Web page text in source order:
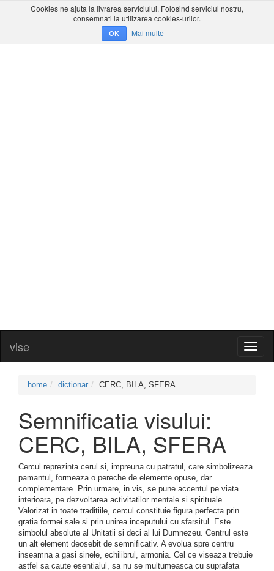
Cookies ne ajuta la livrarea serviciului. Folosind serviciul nostru,
consemnati la utilizarea cookies-urilor.
OK Mai multe
vise
home dictionar CERC, BILA, SFERA
Semnificatia visului:
CERC, BILA, SFERA
Cercul reprezinta cerul si, impreuna cu patratul, care simbolizeaza
pamantul, formeaza o pereche de elemente opuse, dar
complementare. Prin urmare, in vis, se pune accentul pe viata
interioara, pe dezvoltarea activitatilor mentale si spirituale.
Valorizat in toate traditiile, cercul constituie figura perfecta prin
gratia formei sale si prin unirea inceputului cu sfarsitul. Este
simbolul absolute al Unitatii si deci al lui Dumnezeu. Centrul este
un alt element deosebit de semnificativ. A evolua spre centru
inseamna a gasi sinele, echilibrul, armonia. Cel ce viseaza trebuie
astfel sa caute esentialul, sa nu se multumeasca cu suprafata